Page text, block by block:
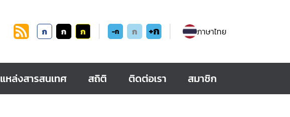
ก ก ก -ก ก +ก ภาษาไทย
แหล่งสารสนเทศ สถิติ ติดต่อเรา สมาชิก